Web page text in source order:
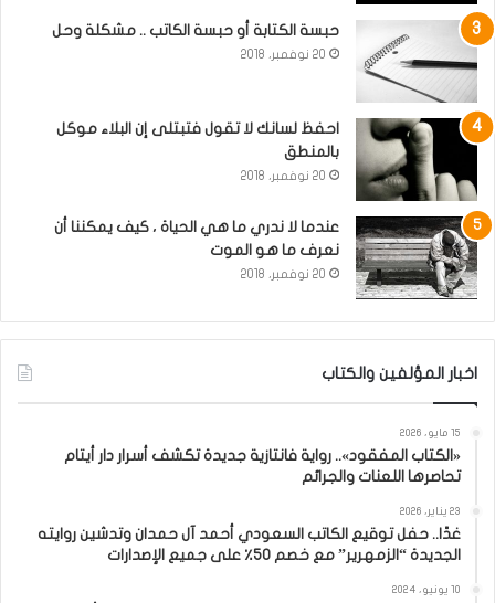
حبسة الكتابة أو حبسة الكاتب .. مشكلة وحل
20 نوفمبر، 2018
احفظ لسانك لا تقول فتبتلى إن البلاء موكل
بالمنطق
20 نوفمبر، 2018
عندما لا ندري ما هي الحياة ، كيف يمكننا أن
نعرف ما هو الموت
20 نوفمبر، 2018
اخبار المؤلفين والكتاب
15 مايو، 2026
«الكتاب المفقود».. رواية فانتازية جديدة تكشف أسرار دار أيتام
تحاصرها اللعنات والجرائم
23 يناير، 2026
غدًا.. حفل توقيع الكاتب السعودي أحمد آل حمدان وتدشين روايته
الجديدة “الزمهرير” مع خصم 50٪ على جميع الإصدارات
10 يونيو، 2024